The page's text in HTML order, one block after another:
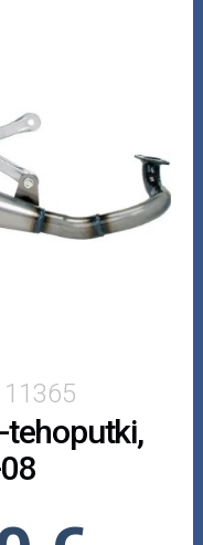
tehoputki,